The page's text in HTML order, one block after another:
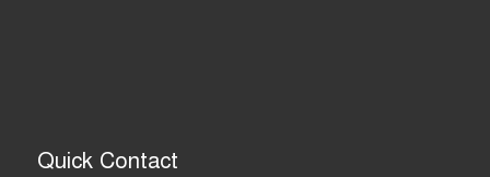
Quick Contact